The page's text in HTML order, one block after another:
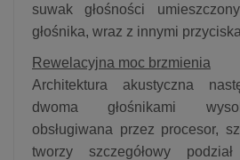
suwak głośności
głośnika, wraz z innymi
Rewelacyjna moc brzmienia
Architektura akustyczna
dwoma głośnikami
obsługiwana przez procesor,
tworzy szczegółowy